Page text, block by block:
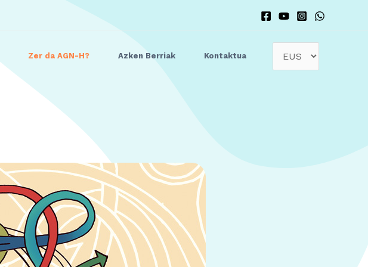
Zer da AGN-H? Azken Berriak Kontaktua